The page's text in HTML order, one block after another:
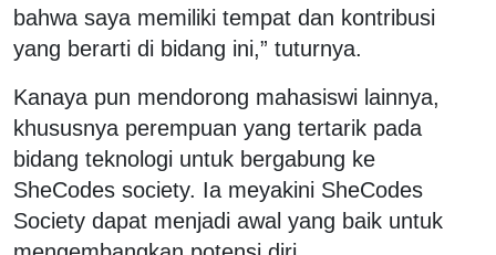
bahwa saya memiliki tempat dan kontribusi
yang berarti di bidang ini,” tuturnya.
Kanaya pun mendorong mahasiswi lainnya,
khususnya perempuan yang tertarik pada
bidang teknologi untuk bergabung ke
SheCodes society. Ia meyakini SheCodes
Society dapat menjadi awal yang baik untuk